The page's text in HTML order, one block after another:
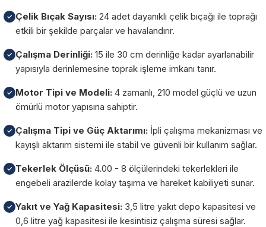
✓ Çelik Bıçak Sayısı: 24 adet dayanıklı çelik bıçağı ile toprağı
etkili bir şekilde parçalar ve havalandırır.
✓ Çalışma Derinliği: 15 ile 30 cm derinliğe kadar ayarlanabilir
yapısıyla derinlemesine toprak işleme imkanı tanır.
✓ Motor Tipi ve Modeli: 4 zamanlı, 210 model güçlü ve uzun
ömürlü motor yapısına sahiptir.
✓ Çalışma Tipi ve Güç Aktarımı: İpli çalışma mekanizması ve
kayışlı aktarım sistemi ile stabil ve güvenli bir kullanım sağlar.
✓ Tekerlek Ölçüsü: 4.00 - 8 ölçülerindeki tekerlekleri ile
engebeli arazilerde kolay taşıma ve hareket kabiliyeti sunar.
✓ Yakıt ve Yağ Kapasitesi: 3,5 litre yakıt depo kapasitesi ve
0,6 litre yağ kapasitesi ile kesintisiz çalışma süresi sağlar.